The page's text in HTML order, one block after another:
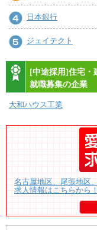
日本銀行
ジェイテクト
[中途採用]住宅・
就職募集の企業
大和ハウス工業
名古屋地区、尾張地区
求人情報はこちらから！